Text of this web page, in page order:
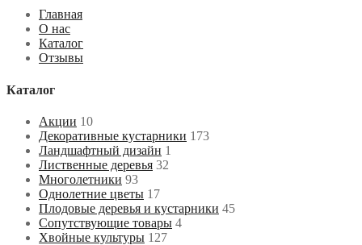
Главная
О нас
Каталог
Отзывы
Каталог
Акции 10
Декоративные кустарники 173
Ландшафтный дизайн 1
Лиственные деревья 32
Многолетники 93
Однолетние цветы 17
Плодовые деревья и кустарники 45
Сопутствующие товары 4
Хвойные культуры 127